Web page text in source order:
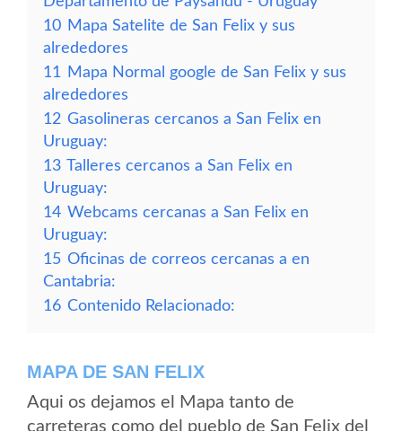
10 Mapa Satelite de San Felix y sus
alrededores
11
Mapa Normal google de San Felix y sus
alrededores
12 Gasolineras cercanos a San Felix en
Uruguay:
13 Talleres cercanos a San Felix en
Uruguay:
14 Webcams cercanas a San Felix en
Uruguay:
15 Oficinas de correos cercanas a en
Cantabria:
16 Contenido Relacionado:
MAPA DE SAN FELIX
Aqui os dejamos el Mapa tanto de
carreteras como del pueblo de San Felix del